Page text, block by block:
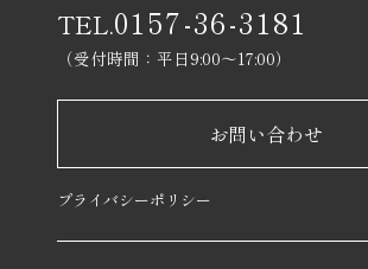
TEL.0157-36-3181
（受付時間：平日9:00〜17:00）
お問い合わせ
プライバシーポリシー